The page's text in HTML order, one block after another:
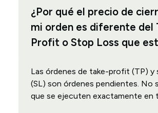
¿Por qué el precio de
mi orden es diferente del
Profit o Stop Loss que
Las órdenes de take-profit (TP) y
(SL) son órdenes pendientes. No
que se ejecuten exactamente en